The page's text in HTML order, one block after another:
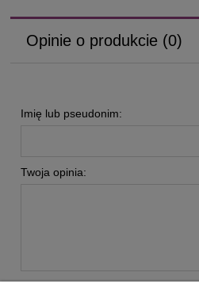
Opinie o produkcie (0)
Imię lub pseudonim:
Twoja opinia: